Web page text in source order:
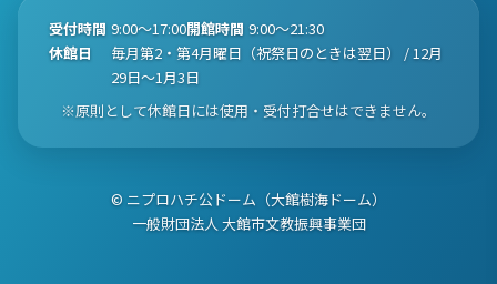
受付時間 9:00〜17:00開館時間 9:00〜21:30
休館日
毎月第2・第4月曜日（祝祭日のときは翌日） / 12月
29日〜1月3日
※原則として休館日には使用・受付打合せはできません。
© ニプロハチ公ドーム（大館樹海ドーム）
一般財団法人 大館市文教振興事業団